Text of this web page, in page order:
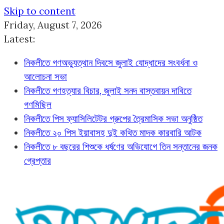
Skip to content
Friday, August 7, 2026
Latest:
নিকলীতে গণঅভ্যুত্থান দিবসে জুলাই যোদ্ধাদের সংবর্ধনা ও
আলোচনা সভা
নিকলীতে গণহত্যার বিচার, জুলাই সনদ বাস্তবায়ন দাবিতে
গণমিছিল
নিকলীতে পিস ফ্যাসিলিটেটর গ্রুপের ত্রৈমাসিক সভা অনুষ্ঠিত
নিকলীতে ২০ পিস ইয়াবাসহ দুই কথিত মাদক কারবারি আটক
নিকলীতে ৮ বছরের শিশুকে ধর্ষণের অভিযোগে তিন সন্তানের জনক
গ্রেপ্তার